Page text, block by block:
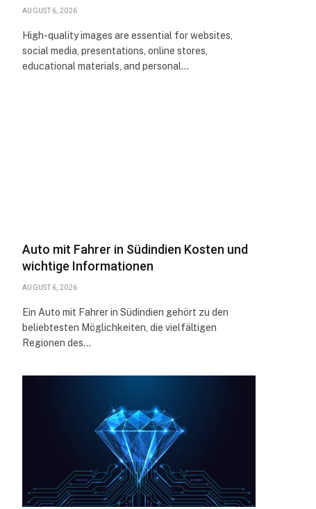
AUGUST 6, 2026
High-quality images are essential for websites,
social media, presentations, online stores,
educational materials, and personal…
Auto mit Fahrer in Südindien Kosten und
wichtige Informationen
AUGUST 6, 2026
Ein Auto mit Fahrer in Südindien gehört zu den
beliebtesten Möglichkeiten, die vielfältigen
Regionen des…